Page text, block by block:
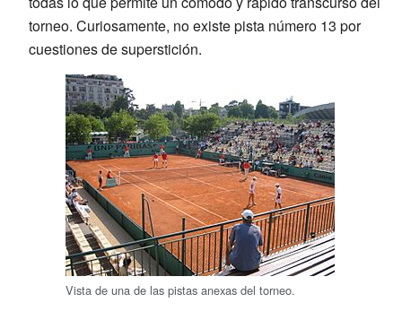
torneo. Curiosamente, no existe pista número 13 por
cuestiones de superstición.
Vista de una de las pistas anexas del torneo.